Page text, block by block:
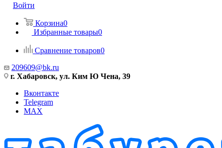
Войти
Корзина0
Избранные товары0
Сравнение товаров0
209609@bk.ru
г. Хабаровск, ул. Ким Ю Чена, 39
Вконтакте
Telegram
MAX